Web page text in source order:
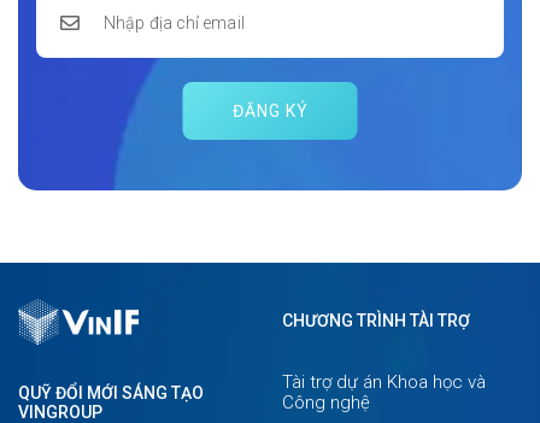
ĐĂNG KÝ
QUỸ ĐỔI MỚI SÁNG TẠO
VINGROUP
CHƯƠNG TRÌNH TÀI TRỢ
Tài trợ dự án Khoa học và
Công nghệ